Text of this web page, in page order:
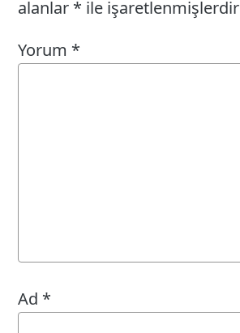
alanlar * ile işaretlenmişlerdir
Yorum *
Ad *